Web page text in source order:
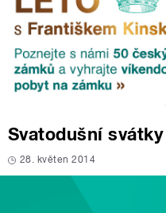
Svatodušní svátky
28. květen 2014